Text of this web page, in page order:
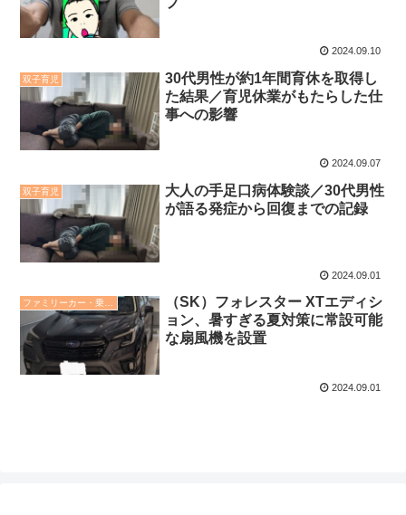
2024.09.10
双子育児
30代男性が約1年間育休を取得し
た結果／育児休業がもたらした仕
事への影響
2024.09.07
双子育児
大人の手足口病体験談／30代男性
が語る発症から回復までの記録
2024.09.01
ファミリーカー・乗り物
（SK）フォレスター XTエディシ
ョン、暑すぎる夏対策に常設可能
な扇風機を設置
2024.09.01